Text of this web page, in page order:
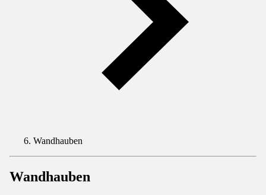
Wandhauben
Wandhauben